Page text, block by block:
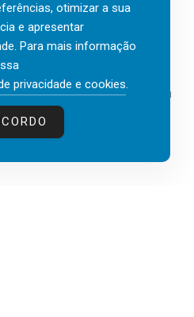
Outlook 2026
em serviços de
artificial (IA), acaba
otimizar a sua
e apresentar
Para mais informação
privacidade e cookies.